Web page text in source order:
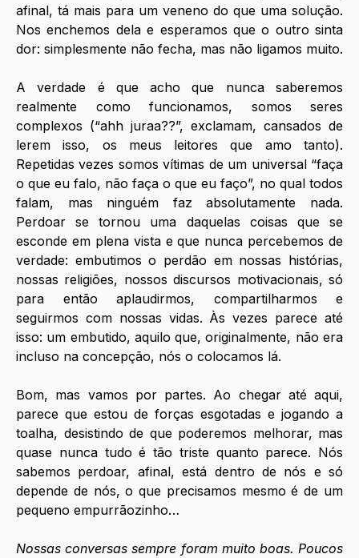
afinal, tá mais para um veneno do que uma solução.
Nos enchemos dela e esperamos que o outro sinta
dor: simplesmente não fecha, mas não ligamos muito.
A verdade é que acho que nunca saberemos
realmente como funcionamos, somos seres
complexos (“ahh juraa??”, exclamam, cansados de
lerem isso, os meus leitores que amo tanto).
Repetidas vezes somos vítimas de um universal “faça
o que eu falo, não faça o que eu faço”, no qual todos
falam, mas ninguém faz absolutamente nada.
Perdoar se tornou uma daquelas coisas que se
esconde em plena vista e que nunca percebemos de
verdade: embutimos o perdão em nossas histórias,
nossas religiões, nossos discursos motivacionais, só
para então aplaudirmos, compartilharmos e
seguirmos com nossas vidas. Às vezes parece até
isso: um embutido, aquilo que, originalmente, não era
incluso na concepção, nós o colocamos lá.
Bom, mas vamos por partes. Ao chegar até aqui,
parece que estou de forças esgotadas e jogando a
toalha, desistindo de que poderemos melhorar, mas
quase nunca tudo é tão triste quanto parece. Nós
sabemos perdoar, afinal, está dentro de nós e só
depende de nós, o que precisamos mesmo é de um
pequeno empurrãozinho…
Nossas conversas sempre foram muito boas. Poucos